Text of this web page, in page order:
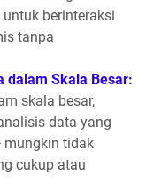
berinteraksi
tanpa
dalam Skala Besar:
skala besar,
data yang
mungkin tidak
cukup atau